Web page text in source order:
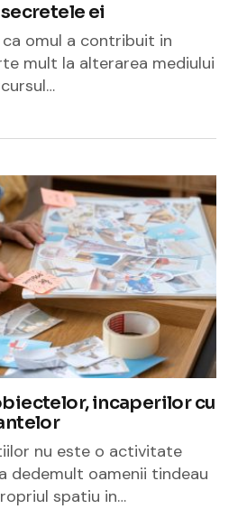
ei
omul a contribuit in
mult la alterarea mediului
incaperilor cu
nu este o activitate
dedemult oamenii tindeau
spatiu in…